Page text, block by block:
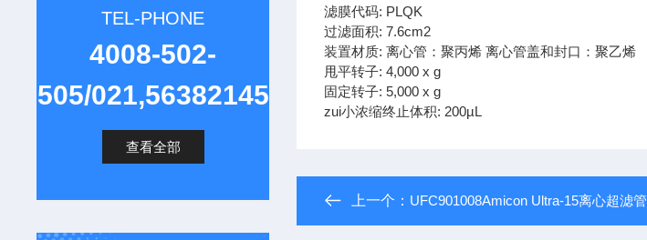
TEL-PHONE
4008-502-
505/021,56382145
查看全部
滤膜代码: PLQK
过滤面积: 7.6cm2
装置材质: 离心管：聚丙烯 离心管盖和封口：聚乙烯
甩平转子: 4,000 x g
固定转子: 5,000 x g
zui小浓缩终止体积: 200µL
上一个： UFC901008Amicon Ultra-15离心超滤管